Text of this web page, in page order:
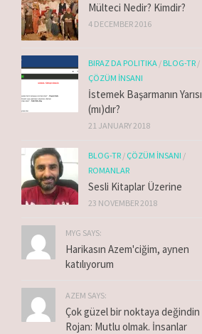
Mülteci Nedir? Kimdir?
4 DECEMBER 2016
BIRAZ DA POLITIKA /BLOG-TR /
ÇÖZÜM İNSANI
İstemek Başarmanın Yarısı
(mı)dır?
21 JANUARY 2018
BLOG-TR / ÇÖZÜM İNSANI /
ROMANLAR
Sesli Kitaplar Üzerine
23 NOVEMBER 2018
MYG SAYS:
Harikasın Azem'ciğim, aynen
katılıyorum
AZEM SAYS:
Çok güzel bir noktaya değindin
Rojan: Mutlu olmak. İnsanlar